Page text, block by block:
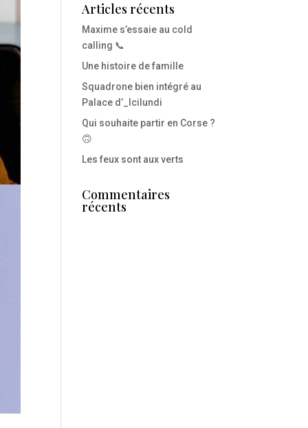
Articles récents
Maxime s’essaie au cold
calling 📞
Une histoire de famille
Squadrone bien intégré au
Palace d’_Icilundi
Qui souhaite partir en Corse ?
🙃
Les feux sont aux verts
Commentaires
récents